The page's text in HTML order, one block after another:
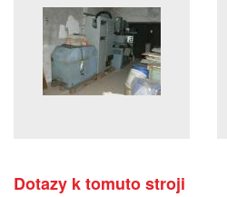
Dotazy k tomuto stroji